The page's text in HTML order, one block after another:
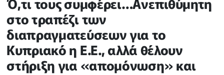
στο τραπέζι των
διαπραγματεύσεων για το
Κυπριακό η Ε.Ε., αλλά θέλουν
στήριξη για «απομόνωση» και